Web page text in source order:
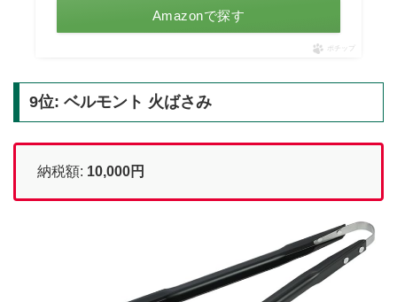
Amazonで探す
ポチップ
9位: ベルモント 火ばさみ
納税額: 10,000円